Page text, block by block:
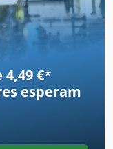
Dcsdpfx
€*
esperam